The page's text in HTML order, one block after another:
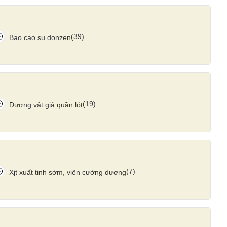
Bao cao su donzen(39)
Dương vật giả quần lót(19)
Xịt xuất tinh sớm, viên cường dương(7)